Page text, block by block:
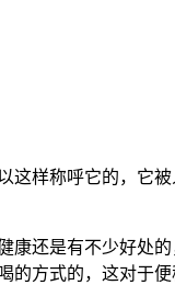
样称呼它的，它被
还是有不少好处
方式的，这对于便